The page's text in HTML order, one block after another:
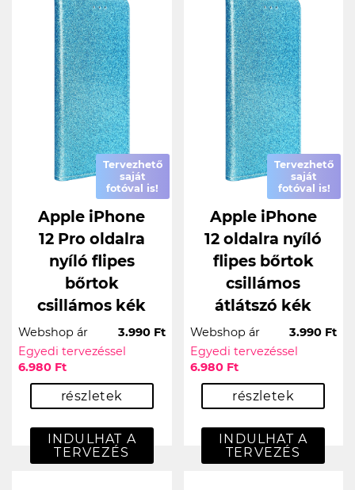
Tervezhető
saját
fotóval is!
Apple iPhone
12 Pro oldalra
nyíló flipes
bőrtok
csillámos kék
Webshop ár
3.990 Ft
Egyedi tervezéssel
6.980 Ft
részletek
INDULHAT A
TERVEZÉS
Tervezhető
saját
fotóval is!
Apple iPhone
12 oldalra nyíló
flipes bőrtok
csillámos
átlátszó kék
Webshop ár
3.990 Ft
Egyedi tervezéssel
6.980 Ft
részletek
INDULHAT A
TERVEZÉS